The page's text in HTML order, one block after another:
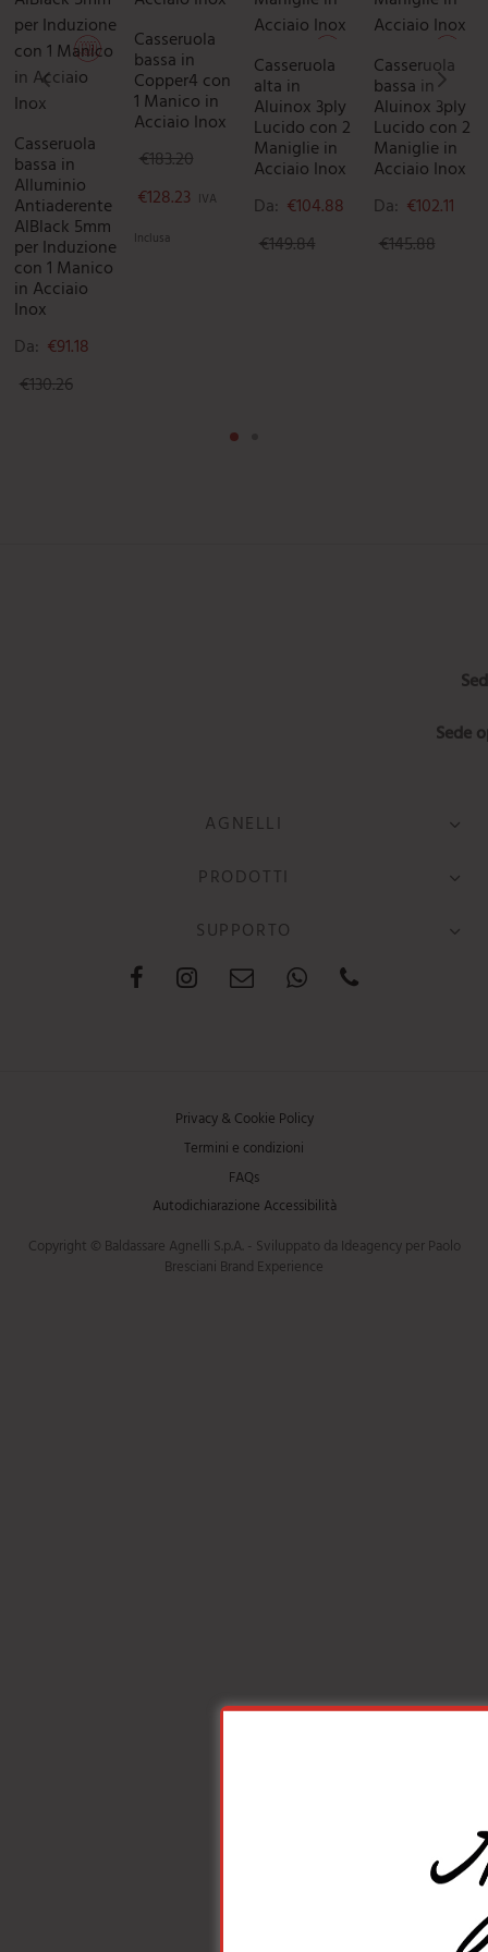
Casseruola
bassa in
Alluminio
Antiaderente
AlBlack 5mm
per Induzione
con 1 Manico
in Acciaio
Inox
Da: €91.18
€130.26
Casseruola
bassa in
Copper4 con
1 Manico in
Acciaio Inox
€183.20
Il prezzo originale era: €183.20.
€128.23 Il prezzo attuale è: €128.23.
IVA
Inclusa
Casseruola
alta in
Aluinox 3ply
Lucido con 2
Maniglie in
Acciaio Inox
Da: €104.88
€149.84
Casseruola
bassa in
Aluinox 3ply
Lucido con 2
Maniglie in
Acciaio Inox
Da: €102.11
€145.88
Sede
AGNELLI
PRODOTTI
SUPPORTO
Privacy & Cookie Policy
Termini e condizioni
FAQs
Autodichiarazione Accessibilità
Copyright © Baldassare Agnelli S.p.A. - Sviluppato da Ideagency per Paolo
Bresciani Brand Experience